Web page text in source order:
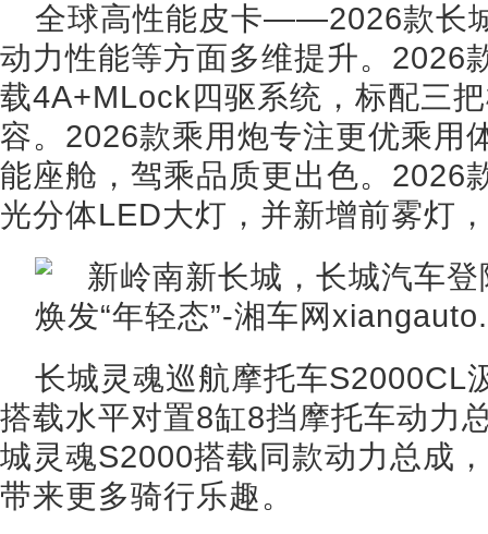
全球高性能皮卡——2026款长
动力性能等方面多维提升。2026
载4A+MLock四驱系统，标配三
容。2026款乘用炮专注更优乘用
能座舱，驾乘品质更出色。2026
光分体LED大灯，并新增前雾灯
长城灵魂巡航摩托车S2000CL
搭载水平对置8缸8挡摩托车动力
城灵魂S2000搭载同款动力总成
带来更多骑行乐趣。